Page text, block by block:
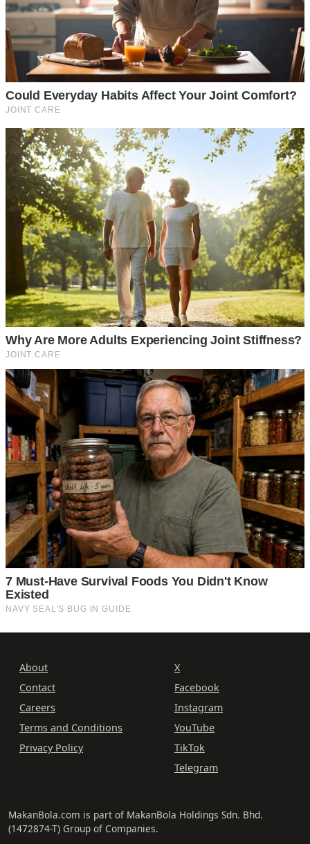
About
Contact
Careers
Terms and Conditions
Privacy Policy
X
Facebook
Instagram
YouTube
TikTok
Telegram
MakanBola.com is part of MakanBola Holdings Sdn. Bhd.
(1472874-T) Group of Companies.